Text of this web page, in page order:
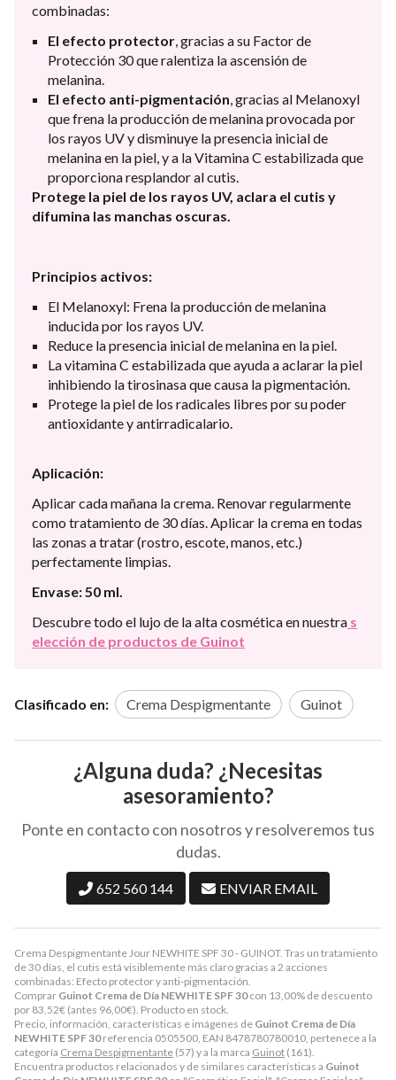
Crema Despigmentante Jour NEWHITE SPF 30 - GUINOT. Tras un tratamiento
de 30 días, el cutis está visiblemente más claro gracias a 2 acciones
combinadas: Efecto protector y anti-pigmentación.
Comprar Guinot Crema de Día NEWHITE SPF 30con 13,00% de descuento
por 83,52€ (antes 96,00€). Producto en stock.
Precio, información, características e imágenes de Guinot Crema de Día
NEWHITE SPF 30referencia 0505500, EAN 8478780780010, pertenece a la
categoría Crema Despigmentante (57) y a la marca Guinot (161).
Encuentra productos relacionados y de similares características a Guinot
combinadas:
El efecto protector , gracias a su Factor de
Protección 30 que ralentiza la ascensión de
melanina.
El efecto anti-pigmentación , gracias al Melanoxyl
que frena la producción de melanina provocada por
los rayos UV y disminuye la presencia inicial de
melanina en la piel, y a la Vitamina C estabilizada que
proporciona resplandor al cutis.
Protege la piel de los rayos UV, aclara el cutis y
difumina las manchas oscuras.
Principios activos:
El Melanoxyl: Frena la producción de melanina
inducida por los rayos UV.
Reduce la presencia inicial de melanina en la piel.
La vitamina C estabilizada que ayuda a aclarar la piel
inhibiendo la tirosinasa que causa la pigmentación.
Protege la piel de los radicales libres por su poder
antioxidante y antirradicalario.
Aplicación:
Aplicar cada mañana la crema. Renovar regularmente
como tratamiento de 30 días. Aplicar la crema en todas
las zonas a tratar (rostro, escote, manos, etc.)
perfectamente limpias.
Envase: 50 ml.
Descubre todo el lujo de la alta cosmética en nuestra s
elección de productos de Guinot
Clasificado en: Crema Despigmentante Guinot
¿Alguna duda? ¿Necesitas
asesoramiento?
Ponte en contacto con nosotros y resolveremos tus
dudas.
652 560 144 ENVIAR EMAIL